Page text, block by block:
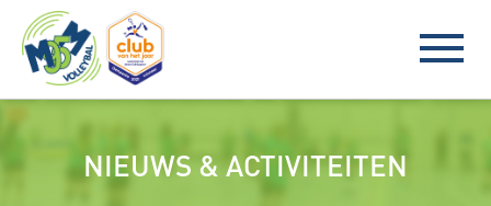
NIEUWS & ACTIVITEITEN